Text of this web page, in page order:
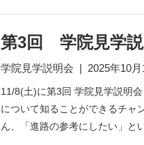
第3回 学院見学説
学院見学説明会 | 2025年10月
11/8(土)に第3回 学院見学説明
について知ることができるチャ
ん、「進路の参考にしたい」